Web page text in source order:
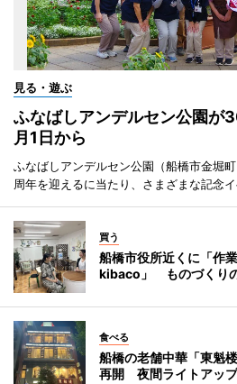
見る・遊ぶ
ふなばしアンデルセン公園
月1日から
ふなばしアンデルセン公園（船橋市金堀
周年を迎えるに当たり、さまざまな記念イ
買う
船橋市役所近くに「作
kibaco」 ものづくり
食べる
船橋の老舗中華「東魁
再開 夜間ライトアッ